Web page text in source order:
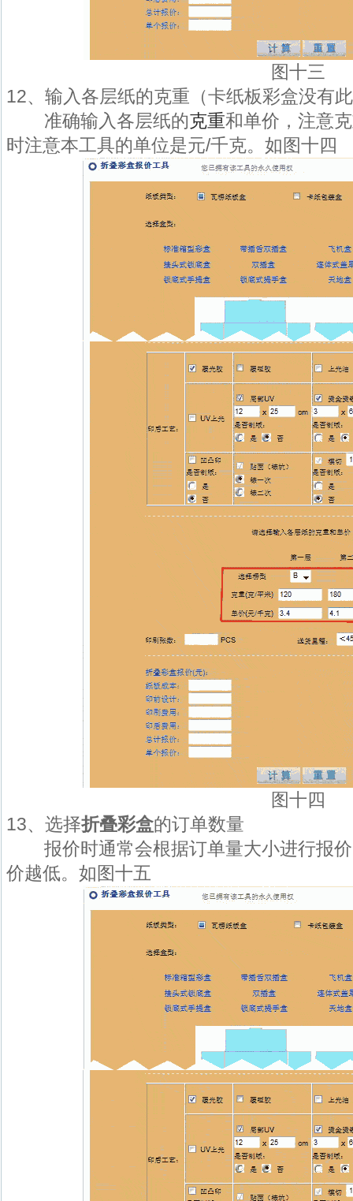
图十三
12、输入各层纸的克重（卡纸板彩盒没有
准确输入各层纸的克重和单价，注意
时注意本工具的单位是元/千克。如图十四
图十四
13、选择折叠彩盒的订单数量
报价时通常会根据订单量大小进行报价
价越低。如图十五